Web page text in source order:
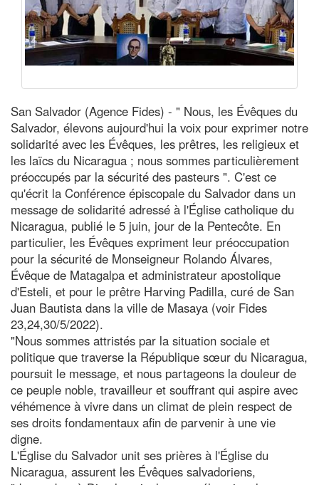
San Salvador (Agence Fides) - " Nous, les Évêques du
Salvador, élevons aujourd'hui la voix pour exprimer notre
solidarité avec les Évêques, les prêtres, les religieux et
les laïcs du Nicaragua ; nous sommes particulièrement
préoccupés par la sécurité des pasteurs ". C'est ce
qu'écrit la Conférence épiscopale du Salvador dans un
message de solidarité adressé à l'Église catholique du
Nicaragua, publié le 5 juin, jour de la Pentecôte. En
particulier, les Évêques expriment leur préoccupation
pour la sécurité de Monseigneur Rolando Álvares,
Évêque de Matagalpa et administrateur apostolique
d'Esteli, et pour le prêtre Harving Padilla, curé de San
Juan Bautista dans la ville de Masaya (voir Fides
23,24,30/5/2022).
"Nous sommes attristés par la situation sociale et
politique que traverse la République sœur du Nicaragua,
poursuit le message, et nous partageons la douleur de
ce peuple noble, travailleur et souffrant qui aspire avec
véhémence à vivre dans un climat de plein respect de
ses droits fondamentaux afin de parvenir à une vie
digne.
L'Église du Salvador unit ses prières à l'Église du
Nicaragua, assurent les Évêques salvadoriens,